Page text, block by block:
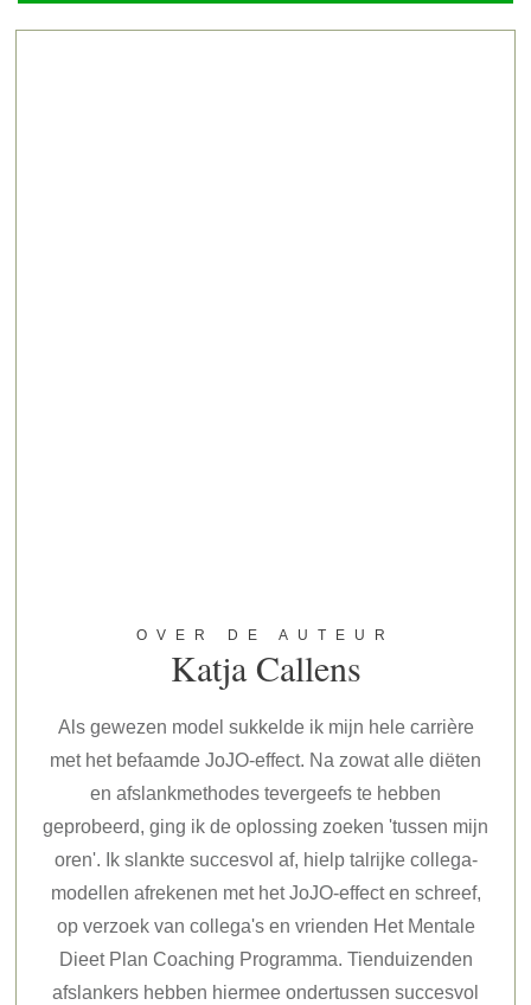
OVER DE AUTEUR
Katja Callens
Als gewezen model sukkelde ik mijn hele carrière
met het befaamde JoJO-effect. Na zowat alle diëten
en afslankmethodes tevergeefs te hebben
geprobeerd, ging ik de oplossing zoeken 'tussen mijn
oren'. Ik slankte succesvol af, hielp talrijke collega-
modellen afrekenen met het JoJO-effect en schreef,
op verzoek van collega's en vrienden Het Mentale
Dieet Plan Coaching Programma. Tienduizenden
afslankers hebben hiermee ondertussen succesvol